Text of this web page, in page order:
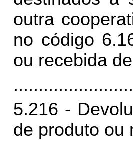
outra
no código
ou recebida
5.216 -
de produto ou